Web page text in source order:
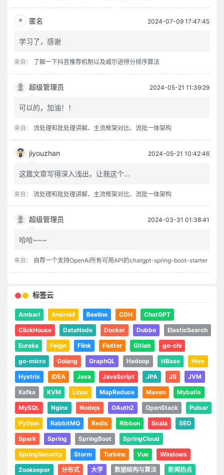
匿名 2024-07-09 17:47:45
学习了，感谢
来自： 了解一下抖音推荐机制以及威尔逊得分排序算法
超级管理员 2024-05-21 11:39:29
可以的，加油！！
来自： 流处理和批处理讲解、主流框架对比、流批一体架构
jiyouzhan 2024-05-21 10:42:46
这篇文章写得深入浅出，让我这个...
来自： 流处理和批处理讲解、主流框架对比、流批一体架构
超级管理员 2024-03-31 01:38:41
哈哈~~~
来自： 自荐一个支持OpenAi所有可用API的chatgpt-spring-boot-starter
标签云
Ambari Android Beeline CDH ChatGPT
ClickHouse DataNode Docker Dubbo ElasticSearch
Eureka Feign Flink Flutter Gitlab go-chi
go-micro Golang GraphQL Hadoop HBase Hive
Hystrix IDEA Java JavaScript JPA JS JVM
Kafka KVM Linux MapReduce Maven Mybatis
MySQL Nginx Nodejs OAuth2 OpenStack Pulsar
Python RabbitMQ Redis Ribbon Scala SEO
Spark Spring SpringBoot SpringCloud
SpringSecurity Storm Turbine Vue Windows
Zookeeper 分布式 大学 数据结构与算法 新闻热点